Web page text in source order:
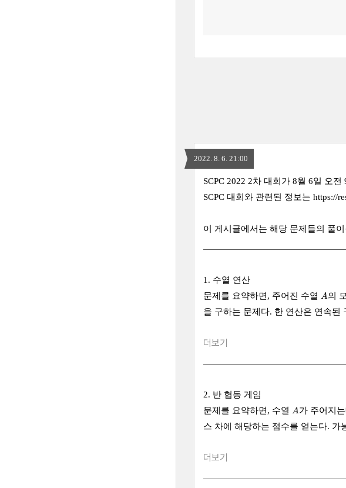
2022. 8. 6. 21:00
SCPC 2022 2차 대회가 8월 6일 오
SCPC 대회와 관련된 정보는 https://
이 게시글에서는 해당 문제들의 풀
1. 수열 연산
문제를 요약하면, 주어진 수열 A
A의
을 구하는 문제다. 한 연산은 연속된
더보기
2. 반 협동 게임
문제를 요약하면, 수열 A
A가 주어지
스 차에 해당하는 점수를 얻는다. 가
더보기